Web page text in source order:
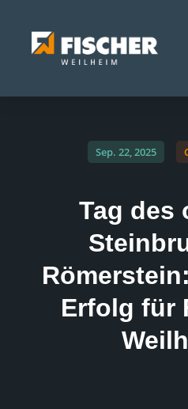
Sep. 22, 2025
Tag des
Erfolg für